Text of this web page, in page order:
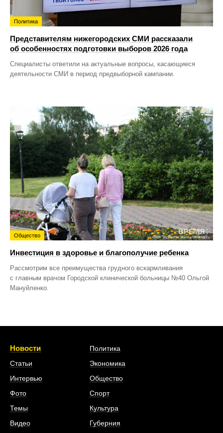
Политика
Представителям нижегородских СМИ рассказали
об особенностях подготовки выборов 2026 года
Специалисты ответили на актуальные вопросы, касающиеся
деятельности СМИ в период предвыборной кампании.
Общество
Инвестиция в здоровье и благополучие ребенка
Рассмотрим все преимущества грудного вскармливания
с главным врачом Городской клинической больницы №40 Ольгой
Мануйленко.
Новости
Статьи
Интервью
Фото
Темы
Видео
Политика
Экономика
Общество
Спорт
Культура
Губерния